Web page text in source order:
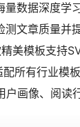
量数据深度学
测文章质量并
美模板支持
所有行业模
户画像、阅读